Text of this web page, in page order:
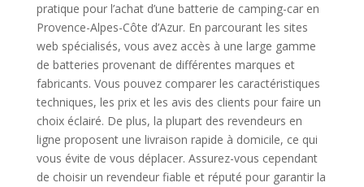
pratique pour l’achat d’une batterie de camping-car en
Provence-Alpes-Côte d’Azur. En parcourant les sites
web spécialisés, vous avez accès à une large gamme
de batteries provenant de différentes marques et
fabricants. Vous pouvez comparer les caractéristiques
techniques, les prix et les avis des clients pour faire un
choix éclairé. De plus, la plupart des revendeurs en
ligne proposent une livraison rapide à domicile, ce qui
vous évite de vous déplacer. Assurez-vous cependant
de choisir un revendeur fiable et réputé pour garantir la